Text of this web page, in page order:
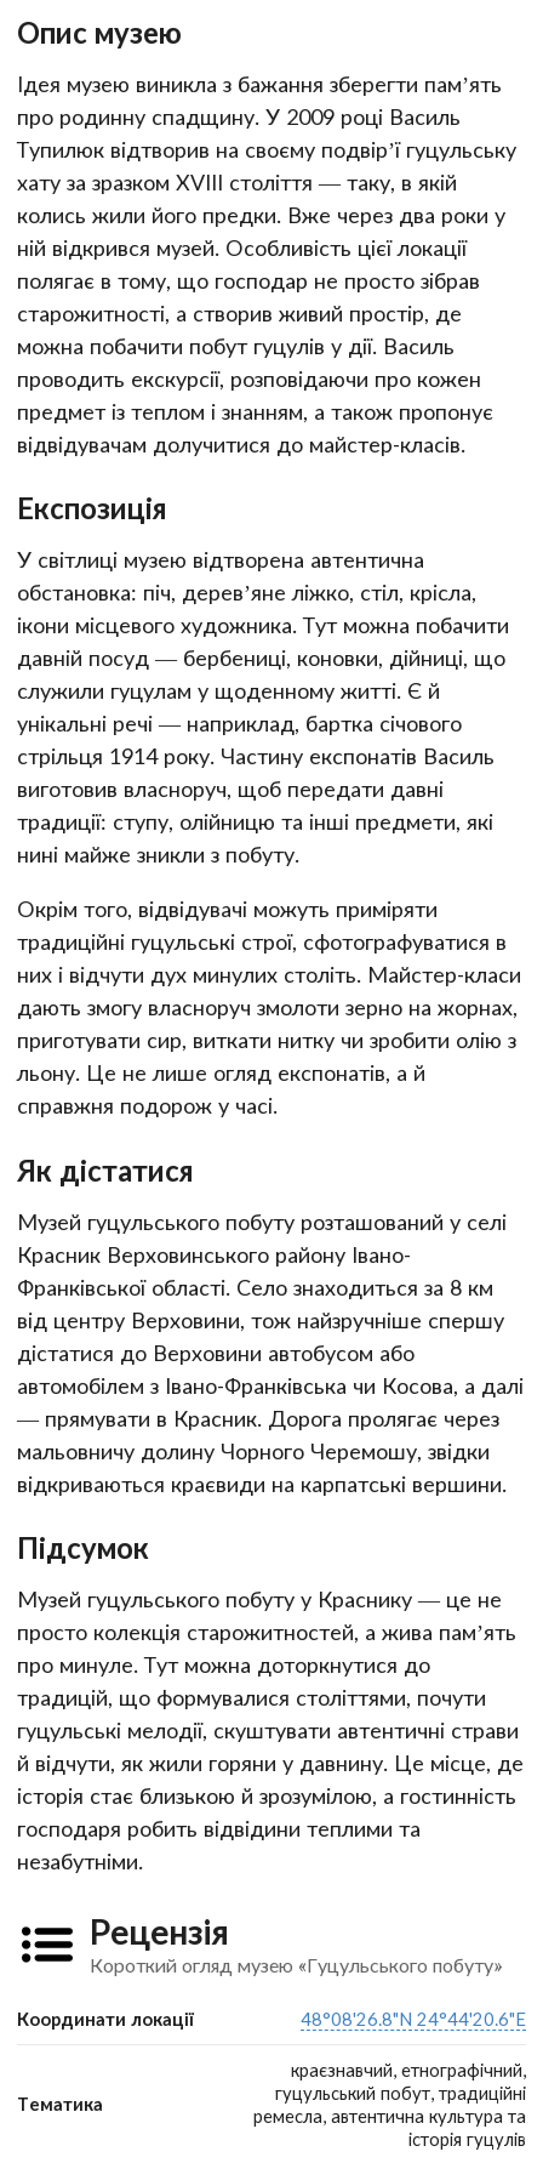
Опис музею
Ідея музею виникла з бажання зберегти пам’ять
про родинну спадщину. У 2009 році Василь
Тупилюк відтворив на своєму подвір’ї гуцульську
хату за зразком XVIII століття — таку, в якій
колись жили його предки. Вже через два роки у
ній відкрився музей. Особливість цієї локації
полягає в тому, що господар не просто зібрав
старожитності, а створив живий простір, де
можна побачити побут гуцулів у дії. Василь
проводить екскурсії, розповідаючи про кожен
предмет із теплом і знанням, а також пропонує
відвідувачам долучитися до майстер-класів.
Експозиція
У світлиці музею відтворена автентична
обстановка: піч, дерев’яне ліжко, стіл, крісла,
ікони місцевого художника. Тут можна побачити
давній посуд — бербениці, коновки, дійниці, що
служили гуцулам у щоденному житті. Є й
унікальні речі — наприклад, бартка січового
стрільця 1914 року. Частину експонатів Василь
виготовив власноруч, щоб передати давні
традиції: ступу, олійницю та інші предмети, які
нині майже зникли з побуту.
Окрім того, відвідувачі можуть приміряти
традиційні гуцульські строї, сфотографуватися в
них і відчути дух минулих століть. Майстер-класи
дають змогу власноруч змолоти зерно на жорнах,
приготувати сир, виткати нитку чи зробити олію з
льону. Це не лише огляд експонатів, а й
справжня подорож у часі.
Як дістатися
Музей гуцульського побуту розташований у селі
Красник Верховинського району Івано-
Франківської області. Село знаходиться за 8 км
від центру Верховини, тож найзручніше спершу
дістатися до Верховини автобусом або
автомобілем з Івано-Франківська чи Косова, а далі
— прямувати в Красник. Дорога пролягає через
мальовничу долину Чорного Черемошу, звідки
відкриваються краєвиди на карпатські вершини.
Підсумок
Музей гуцульського побуту у Краснику — це не
просто колекція старожитностей, а жива пам’ять
про минуле. Тут можна доторкнутися до
традицій, що формувалися століттями, почути
гуцульські мелодії, скуштувати автентичні страви
й відчути, як жили горяни у давнину. Це місце, де
історія стає близькою й зрозумілою, а гостинність
господаря робить відвідини теплими та
незабутніми.
Рецензія
Короткий огляд музею «Гуцульського побуту»
Координати локації 48°08'26.8"N 24°44'20.6"E
Тематика
краєзнавчий, етнографічний,
гуцульський побут, традиційні
ремесла, автентична культура та
історія гуцулів